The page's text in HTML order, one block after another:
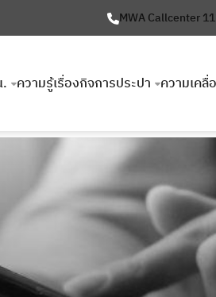
MWA Callcenter
ความรู้เรื่องกิจการประปา ความเคลื่